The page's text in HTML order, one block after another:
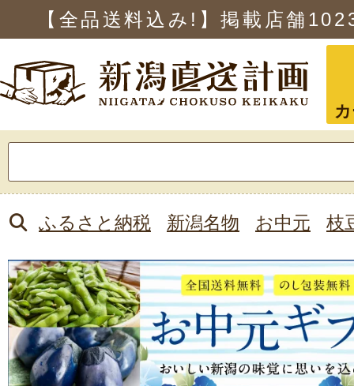
【全品送料込み!】掲載店舗
索:
ふるさと納税 新潟名物 お中元 枝